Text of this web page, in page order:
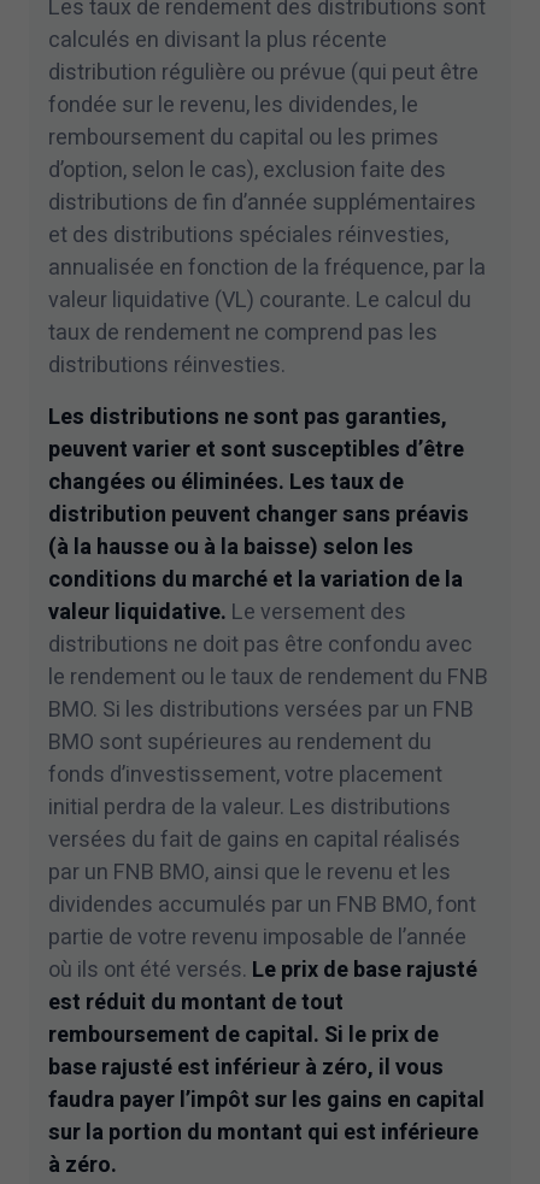
Les taux de rendement des distributions sont
calculés en divisant la plus récente
distribution régulière ou prévue (qui peut être
fondée sur le revenu, les dividendes, le
remboursement du capital ou les primes
d’option, selon le cas), exclusion faite des
distributions de fin d’année supplémentaires
et des distributions spéciales réinvesties,
annualisée en fonction de la fréquence, par la
valeur liquidative (VL) courante. Le calcul du
taux de rendement ne comprend pas les
distributions réinvesties.
Les distributions ne sont pas garanties,
peuvent varier et sont susceptibles d’être
changées ou éliminées. Les taux de
distribution peuvent changer sans préavis
(à la hausse ou à la baisse) selon les
conditions du marché et la variation de la
valeur liquidative. Le versement des
distributions ne doit pas être confondu avec
le rendement ou le taux de rendement du FNB
BMO. Si les distributions versées par un FNB
BMO sont supérieures au rendement du
fonds d’investissement, votre placement
initial perdra de la valeur. Les distributions
versées du fait de gains en capital réalisés
par un FNB BMO, ainsi que le revenu et les
dividendes accumulés par un FNB BMO, font
partie de votre revenu imposable de l’année
où ils ont été versés. Le prix de base rajusté
est réduit du montant de tout
remboursement de capital. Si le prix de
base rajusté est inférieur à zéro, il vous
faudra payer l’impôt sur les gains en capital
sur la portion du montant qui est inférieure
à zéro.